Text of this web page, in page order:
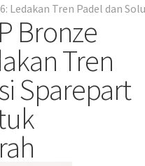
Ledakan Tren Padel dan
Bronze
Tren
Sparepart